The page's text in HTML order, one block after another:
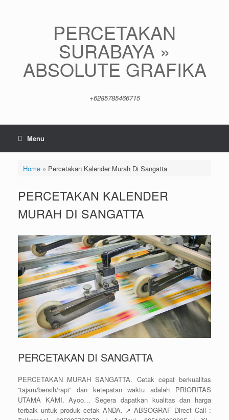
PERCETAKAN
SURABAYA »
ABSOLUTE GRAFIKA
+6285785466715
Menu
Home» Percetakan Kalender Murah Di Sangatta
PERCETAKAN KALENDER
MURAH DI SANGATTA
PERCETAKAN DI SANGATTA
PERCETAKAN MURAH SANGATTA. Cetak cepat berkualitas
“tajam/bersih/rapi” dan ketepatan waktu adalah PRIORITAS
UTAMA KAMI. Ayoo… Segera dapatkan kualitas dan harga
terbaik untuk produk cetak ANDA. ↗️ ABSOGRAF Direct Call :